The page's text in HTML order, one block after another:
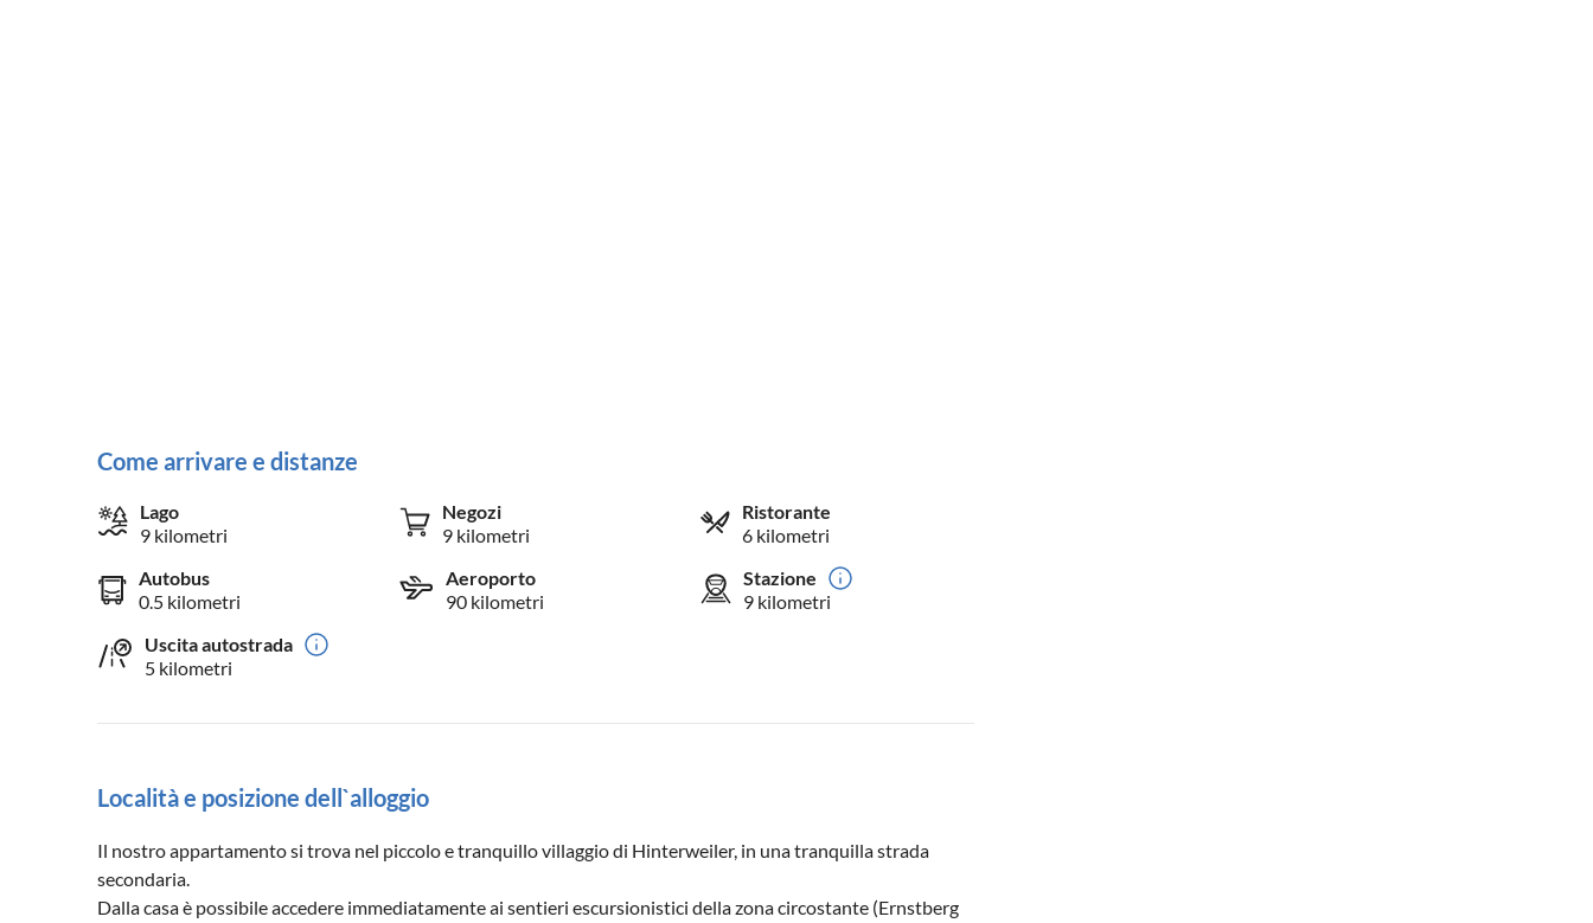
Come arrivare e distanze
Lago
9 kilometri
Negozi
9 kilometri
Ristorante
6 kilometri
Autobus
0.5 kilometri
Aeroporto
90 kilometri
Stazione
9 kilometri
Uscita autostrada
5 kilometri
Località e posizione dell`alloggio
Il nostro appartamento si trova nel piccolo e tranquillo villaggio di Hinterweiler, in una tranquilla strada
secondaria.
Dalla casa è possibile accedere immediatamente ai sentieri escursionistici della zona circostante (Ernstberg